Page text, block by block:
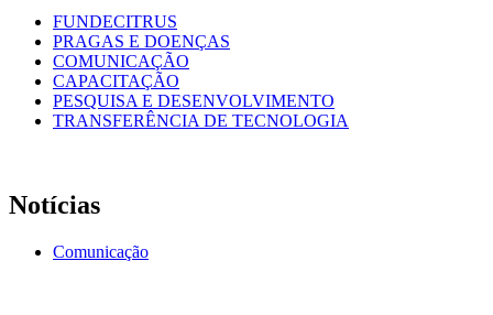
FUNDECITRUS
PRAGAS E DOENÇAS
COMUNICAÇÃO
CAPACITAÇÃO
PESQUISA E DESENVOLVIMENTO
TRANSFERÊNCIA DE TECNOLOGIA
Notícias
Comunicação